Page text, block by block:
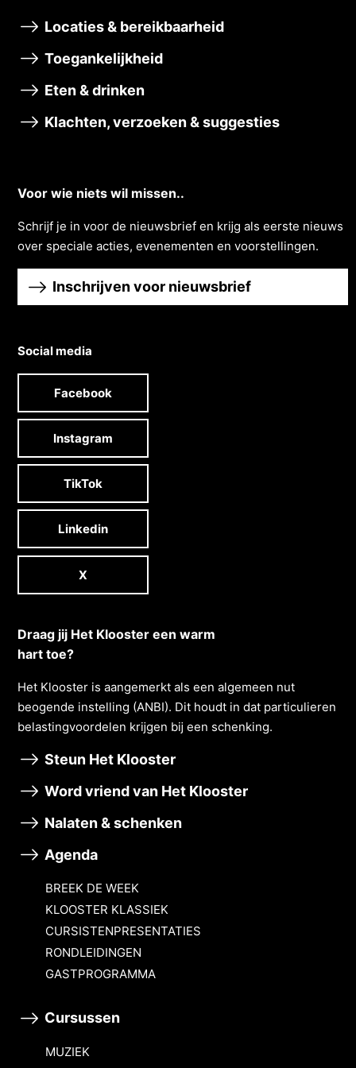
Locaties & bereikbaarheid
Toegankelijkheid
Eten & drinken
Klachten, verzoeken & suggesties
Voor wie niets wil missen..
Schrĳf je in voor de nieuwsbrief en krĳg als eerste nieuws
over speciale acties, evenementen en voorstellingen.
Inschrijven voor nieuwsbrief
Social media
Facebook
Instagram
TikTok
Linkedin
X
Draag jij Het Klooster een warm
hart toe?
Het Klooster is aangemerkt als een algemeen nut
beogende instelling (ANBI). Dit houdt in dat particulieren
belastingvoordelen krĳgen bĳ een schenking.
Steun Het Klooster
Word vriend van Het Klooster
Nalaten & schenken
Agenda
BREEK DE WEEK
KLOOSTER KLASSIEK
CURSISTENPRESENTATIES
RONDLEIDINGEN
GASTPROGRAMMA
Cursussen
MUZIEK